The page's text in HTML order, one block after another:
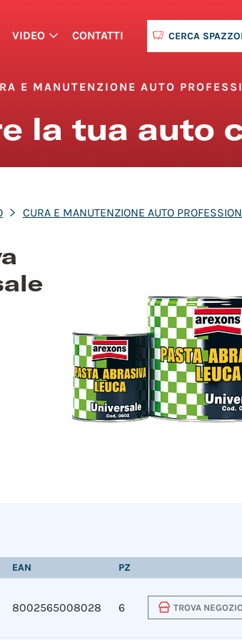
VIDEO CONTATTI CERCA
E MANUTENZIONE AUTO
la tua auto
CURA E MANUTENZIONE AUTO
EAN PZ
8002565008028 6 TROVA